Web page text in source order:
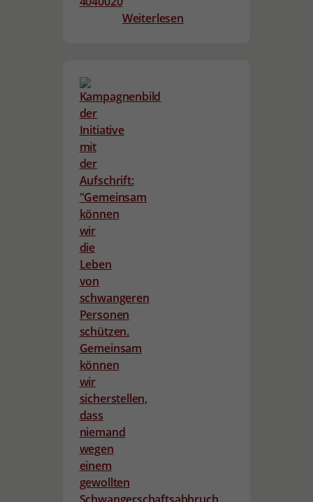
Weiterlesen